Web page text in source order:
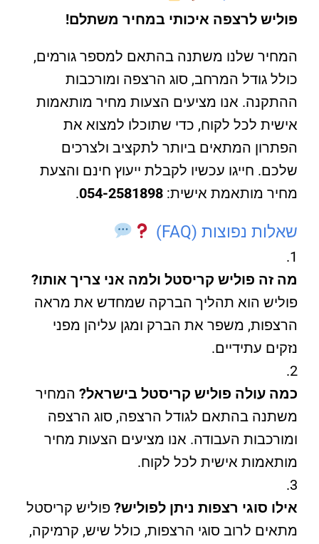
פוליש לרצפה איכותי במחיר משתלם!
המחיר שלנו משתנה בהתאם למספר גורמים,
כולל גודל המרחב, סוג הרצפה ומורכבות
ההתקנה. אנו מציעים הצעות מחיר מותאמות
אישית לכל לקוח, כדי שתוכלו למצוא את
הפתרון המתאים ביותר לתקציב ולצרכים
שלכם. חייגו עכשיו לקבלת ייעוץ חינם והצעת
מחיר מותאמת אישית: 054-2581898
.
שאלות נפוצות (FAQ)
מה זה פוליש קריסטל ולמה אני צריך אותו?
פוליש הוא תהליך הברקה שמחדש את מראה
הרצפות, משפר את הברק ומגן עליהן מפני
נזקים עתידיים.
כמה עולה פוליש קריסטל בישראל? המחיר
משתנה בהתאם לגודל הרצפה, סוג הרצפה
ומורכבות העבודה. אנו מציעים הצעות מחיר
מותאמות אישית לכל לקוח.
אילו סוגי רצפות ניתן לפוליש? פוליש קריסטל
מתאים לרוב סוגי הרצפות, כולל שיש, קרמיקה,